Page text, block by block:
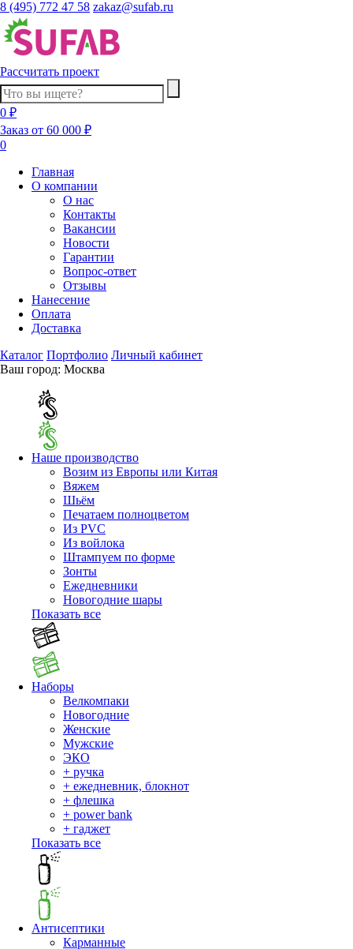
8 (495) 772 47 58 zakaz@sufab.ru
Рассчитать проект
0 ₽
Заказ от 60 000 ₽
0
Главная
О компании
О нас
Контакты
Вакансии
Новости
Гарантии
Вопрос-ответ
Отзывы
Нанесение
Оплата
Доставка
Каталог Портфолио Личный кабинет
Ваш город: Москва
Наше производство
Возим из Европы или Китая
Вяжем
Шьём
Печатаем полноцветом
Из PVC
Из войлока
Штампуем по форме
Зонты
Ежедневники
Новогодние шары
Показать все
Наборы
Велкомпаки
Новогодние
Женские
Мужские
ЭКО
+ ручка
+ ежедневник, блокнот
+ флешка
+ power bank
+ гаджет
Показать все
Антисептики
Карманные